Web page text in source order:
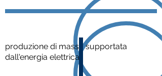
produzione di massa supportata
dall'energia elettrica